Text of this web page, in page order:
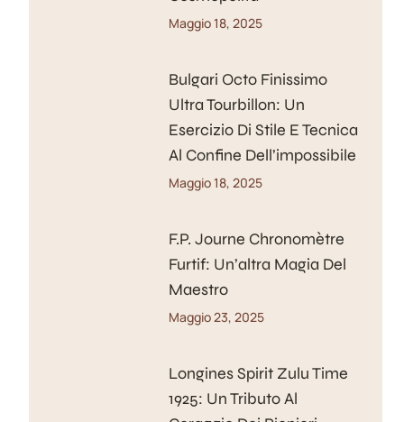
Maggio 18, 2025
Bulgari Octo Finissimo
Ultra Tourbillon: Un
Esercizio Di Stile E Tecnica
Al Confine Dell’impossibile
Maggio 18, 2025
F.P. Journe Chronomètre
Furtif: Un’altra Magia Del
Maestro
Maggio 23, 2025
Longines Spirit Zulu Time
1925: Un Tributo Al